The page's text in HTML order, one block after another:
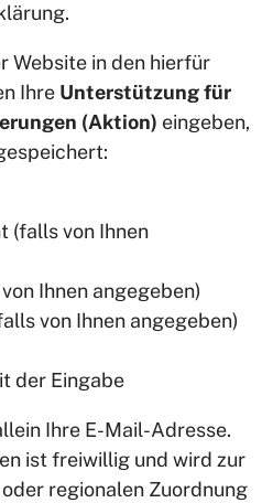
Website in den hierfür
Ihre Unterstützung für
(Aktion) eingeben,
(falls von Ihnen
Ihnen angegeben)
von Ihnen angegeben)
der Eingabe
Ihre E-Mail-Adresse.
ist freiwillig und wird zur
regionalen Zuordnung